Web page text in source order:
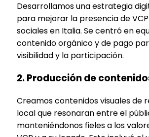
Desarrollamos una estrategia
para mejorar la presencia de
sociales en Italia. Se centró en
contenido orgánico y de pago
visibilidad y la participación.
2. Producción de
Creamos contenidos visuales de
local que resonaran entre el
manteniéndonos fieles a los